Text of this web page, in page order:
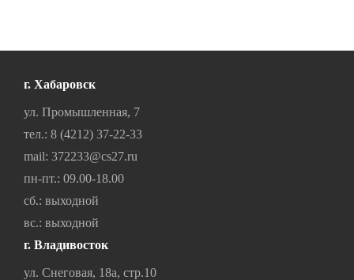
г. Хабаровск
ул. Промышленная, 7
тел.: 8 (4212) 37-22-33
mail: 372233@cs27.ru
пн-пт.: 09.00-18.00
сб.: выходной
вс.: выходной
г. Владивосток
ул. Снеговая, 18а, стр.10